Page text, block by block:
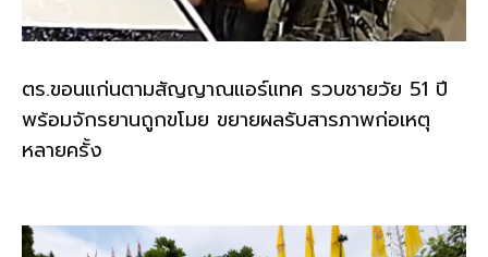
ตร.ขอนแก่นตามสัญญาณแอร์แทค รวบชายวัย 51 ปี
พร้อมจักรยานถูกขโมย ขยายผลรับสารภาพก่อเหตุ
หลายครั้ง